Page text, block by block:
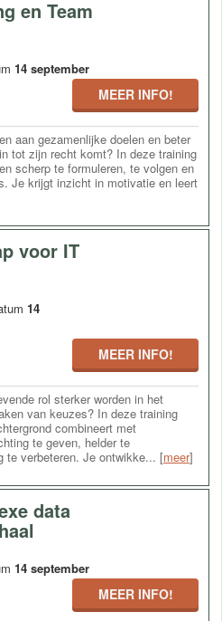
en Team
14 september
MEER INFO!
aan gezamenlijke doelen en beter
tot zijn recht komt? In deze training
scherp te formuleren, te volgen en
Je krijgt inzicht in motivatie en leert
voor IT
14
MEER INFO!
rol sterker worden in het
van keuzes? In deze training
combineert met
te geven, helder te
te verbeteren. Je ontwikke... [meer]
data
14 september
MEER INFO!